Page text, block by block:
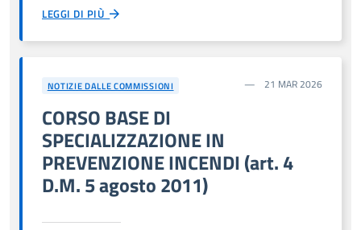
LEGGI DI PIÙ
NOTIZIE DALLE COMMISSIONI 21 MAR 2026
CORSO BASE DI
SPECIALIZZAZIONE IN
PREVENZIONE INCENDI (art. 4
D.M. 5 agosto 2011)